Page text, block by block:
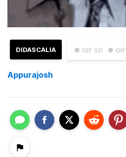
● GIF SD ●
DIDASCALIA
Appurajosh